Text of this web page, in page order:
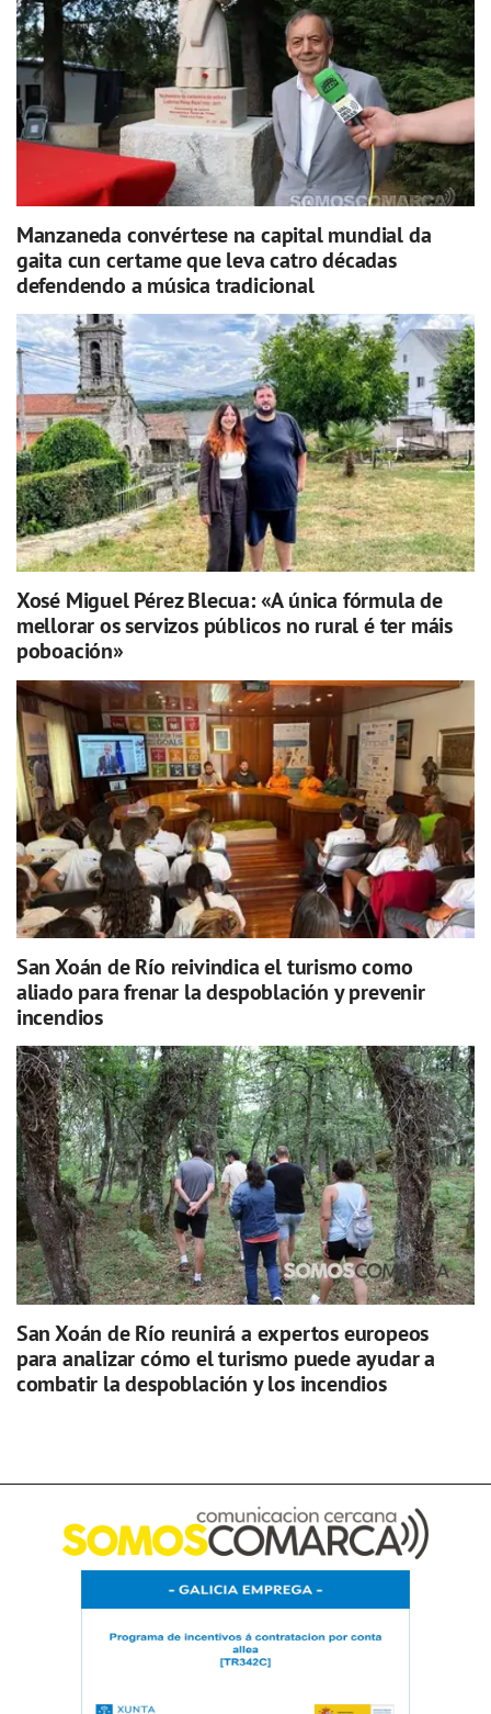
Manzaneda convértese na capital mundial da
gaita cun certame que leva catro décadas
defendendo a música tradicional
Xosé Miguel Pérez Blecua: «A única fórmula de
mellorar os servizos públicos no rural é ter máis
poboación»
San Xoán de Río reivindica el turismo como
aliado para frenar la despoblación y prevenir
incendios
San Xoán de Río reunirá a expertos europeos
para analizar cómo el turismo puede ayudar a
combatir la despoblación y los incendios